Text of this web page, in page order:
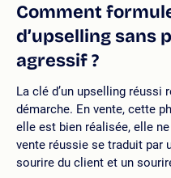
Comment
d’upselling sans
agressif ?
La clé d’un upselling réussi
démarche. En vente, cette
elle est bien réalisée, elle
vente réussie se traduit par
sourire du client et un